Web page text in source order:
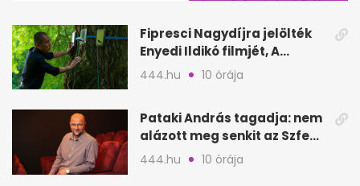
Fipresci Nagydíjra jelölték
Enyedi Ildikó filmjét, A
Csendes barátot
444.hu 10 órája
Pataki András tagadja: nem
alázott meg senkit az Szfe
felvételijén
444.hu 10 órája